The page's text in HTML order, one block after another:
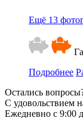
Ещё 13
Подробнее
Остались
C удовольствием
Ежедневно с 9:00